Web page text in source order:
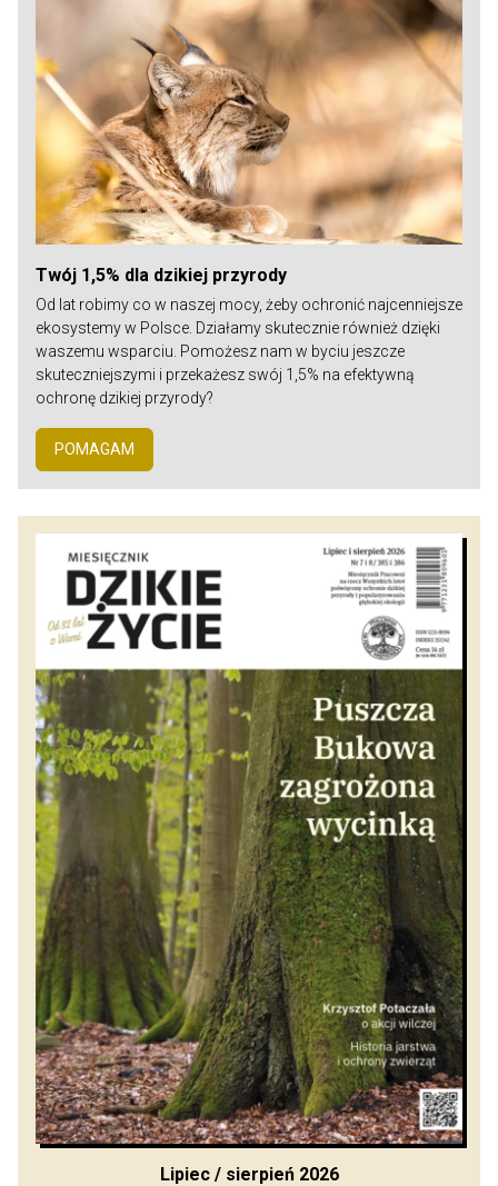
Twój 1,5% dla dzikiej przyrody
Od lat robimy co w naszej mocy, żeby ochronić najcenniejsze
ekosystemy w Polsce. Działamy skutecznie również dzięki
waszemu wsparciu. Pomożesz nam w byciu jeszcze
skuteczniejszymi i przekażesz swój 1,5% na efektywną
ochronę dzikiej przyrody?
POMAGAM
Lipiec / sierpień 2026